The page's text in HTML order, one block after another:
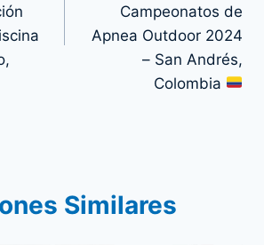
Campeonatos de
Apnea Outdoor 2024
– San Andrés,
Colombia
Similares